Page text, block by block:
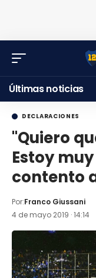
Últimas noticias
DECLARACIONES
"Quiero
Estoy
contento
Por:Franco Giussani
4 de mayo 2019 · 14:14